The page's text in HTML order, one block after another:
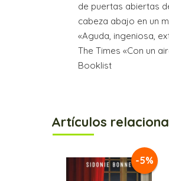
de puertas abiertas
cabeza abajo en un
«Aguda, ingeniosa,
The Times «Con un
Booklist
Artículos
-5%